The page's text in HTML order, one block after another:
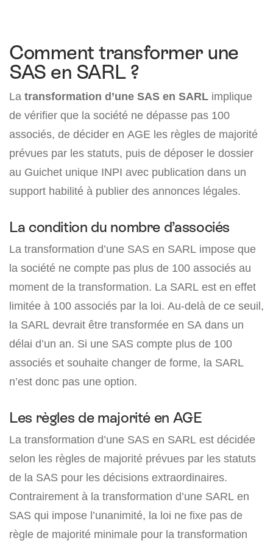
Comment transformer une
SAS en SARL ?
La transformation d’une SAS en SARL implique
de vérifier que la société ne dépasse pas 100
associés, de décider en AGE les règles de majorité
prévues par les statuts, puis de déposer le dossier
au Guichet unique INPI avec publication dans un
support habilité à publier des annonces légales.
La condition du nombre d’associés
La transformation d’une SAS en SARL impose que
la société ne compte pas plus de 100 associés au
moment de la transformation. La SARL est en effet
limitée à 100 associés par la loi. Au-delà de ce seuil,
la SARL devrait être transformée en SA dans un
délai d’un an. Si une SAS compte plus de 100
associés et souhaite changer de forme, la SARL
n’est donc pas une option.
Les règles de majorité en AGE
La transformation d’une SAS en SARL est décidée
selon les règles de majorité prévues par les statuts
de la SAS pour les décisions extraordinaires.
Contrairement à la transformation d’une SARL en
SAS qui impose l’unanimité, la loi ne fixe pas de
règle de majorité minimale pour la transformation